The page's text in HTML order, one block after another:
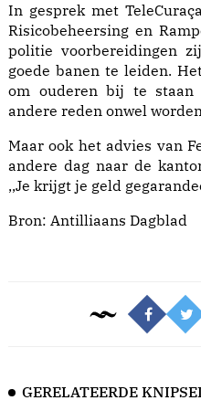
In gesprek met
Risicobeheersing en
politie voorbereidingen
goede banen te leiden.
om ouderen bij te
andere reden onwel
Maar ook het advies van
andere dag naar de
,,Je krijgt je geld
Bron: Antilliaans Dagblad
GERELATEERDE